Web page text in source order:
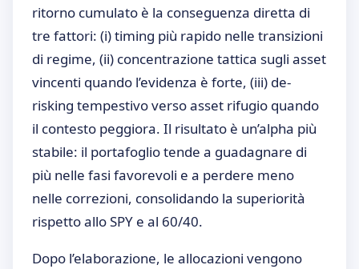
ritorno cumulato è la conseguenza diretta di
tre fattori: (i) timing più rapido nelle transizioni
di regime, (ii) concentrazione tattica sugli asset
vincenti quando l’evidenza è forte, (iii) de-
risking tempestivo verso asset rifugio quando
il contesto peggiora. Il risultato è un’alpha più
stabile: il portafoglio tende a guadagnare di
più nelle fasi favorevoli e a perdere meno
nelle correzioni, consolidando la superiorità
rispetto allo SPY e al 60/40.
Dopo l’elaborazione, le allocazioni vengono